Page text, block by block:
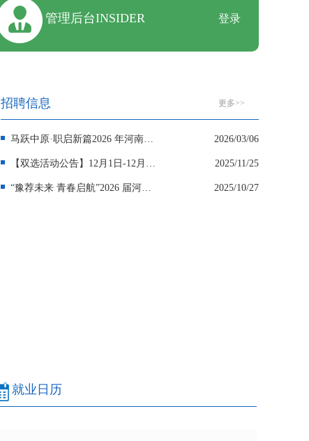
管理后台INSIDER 登录
招聘信息
马跃中原·职启新篇2026 年河南高校毕业生新春网络双选会 2026/03/06
【双选活动公告】12月1日-12月7日省级常设市场+省级就业分市场+校园招聘市场，超多岗位任你挑选→ 2025/11/25
“豫荐未来 青春启航”2026 届河南省高校毕业生金秋网络专场 招聘活动 2025/10/27
更多>>
就业日历